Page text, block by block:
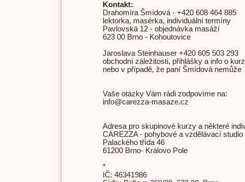
Kontakt:
Drahomíra Šmídová - +420 608 464 885
lektorka, masérka, individuální termíny
Pavlovská 12 - objednávka masáží
623 00 Brno - Kohoutovice
Jaroslava Steinhauser +420 605 503 293
obchodní záležitosti, přihlášky a info o
nebo v případě, že paní Šmídová nemůže
Vaše otázky Vám rádi zodpovíme na:
info@carezza-masaze.cz
Adresa pro skupinové kurzy a některé
CAREZZA - pohybové a vzdělávací studio
Palackého třída 46
61200 Brno- Královo Pole
*
IČ: 46341986